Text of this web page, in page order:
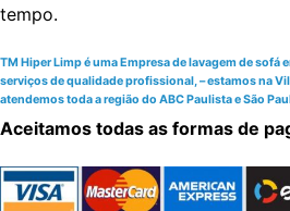
tempo.
TM Hiper Limp é uma Empresa de lavagem de sofá
serviços de qualidade profissional, – estamos na
atendemos toda a região do ABC Paulista e São
Aceitamos todas as formas de